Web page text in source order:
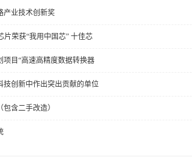
产业技术创新奖
片荣获“我用中国芯” 十佳芯
项目“高速高精度数据转换器
技创新中作出突出贡献的单位
含二手改造）